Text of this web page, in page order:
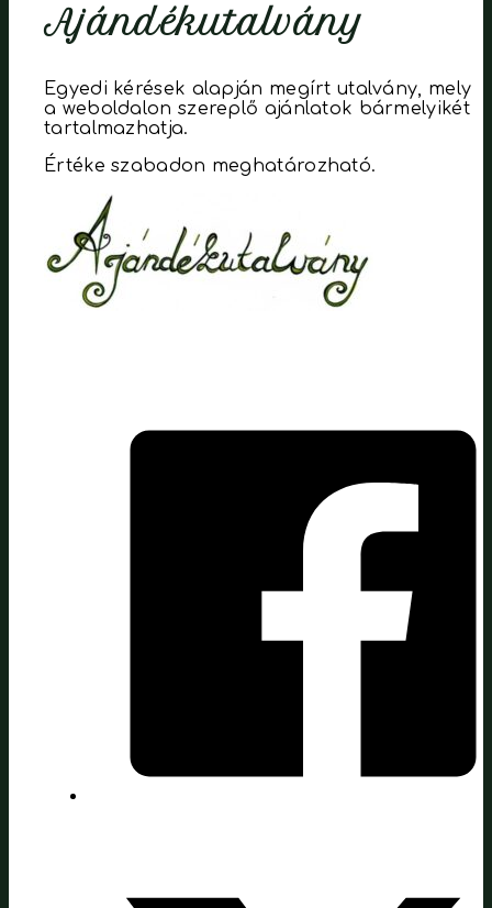
Ajándékutalvány
Egyedi kérések alapján megírt utalvány, mely
a weboldalon szereplő ajánlatok bármelyikét
tartalmazhatja.
Értéke szabadon meghatározható.